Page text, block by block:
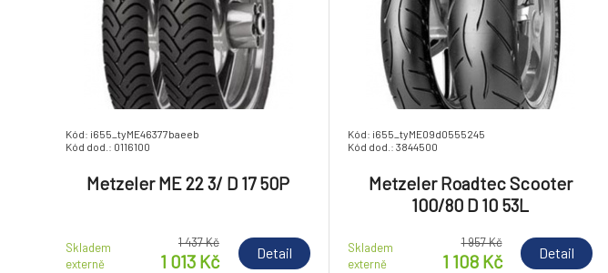
Kód: i655_tyME46377baeeb
Kód dod.: 0116100
Metzeler ME 22 3/ D 17 50P
Skladem
externě
1 437 Kč
1 013 Kč Detail
Kód: i655_tyME09d0555245
Kód dod.: 3844500
Metzeler Roadtec Scooter
100/80 D 10 53L
Skladem
externě
1 957 Kč
1 108 Kč Detail